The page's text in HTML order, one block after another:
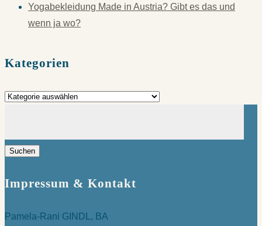
Yogabekleidung Made in Austria? Gibt es das und
wenn ja wo?
Kategorien
Kategorien
Impressum & Kontakt
Pamela-Rani GINDL, BA